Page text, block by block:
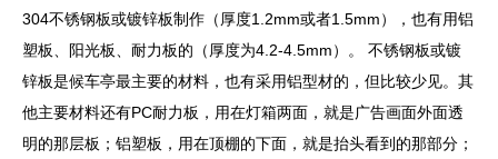
304不锈钢板或镀锌板制作（厚度1.2mm或者1.5mm），也有用铝
塑板、阳光板、耐力板的（厚度为4.2-4.5mm）。 不锈钢板或镀
锌板是候车亭最主要的材料，也有采用铝型材的，但比较少见。其
他主要材料还有PC耐力板，用在灯箱两面，就是广告画面外面透
明的那层板；铝塑板，用在顶棚的下面，就是抬头看到的那部分；